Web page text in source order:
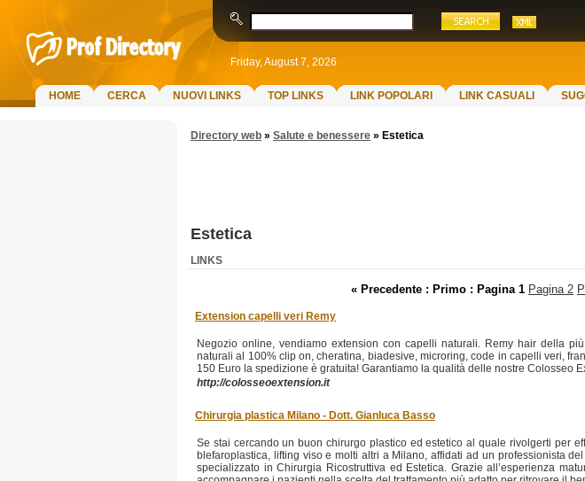
Friday, August 7, 2026
HOME CERCA NUOVI LINKS TOP LINKS LINK POPOLARI LINK CASUALI
Directory web » Salute e benessere » Estetica
Estetica
LINKS
« Precedente : Primo : Pagina 1 Pagina 2
Extension capelli veri Remy
Negozio online, vendiamo extension con capelli naturali. Remy hair della
naturali al 100% clip on, cheratina, biadesive, microring, code in capelli veri,
150 Euro la spedizione è gratuita! Garantiamo la qualità delle nostre Colosseo
http://colosseoextension.it
Chirurgia plastica Milano - Dott. Gianluca Basso
Se stai cercando un buon chirurgo plastico ed estetico al quale rivolgerti per
blefaroplastica, lifting viso e molti altri a Milano, affidati ad un professionista
specializzato in Chirurgia Ricostruttiva ed Estetica. Grazie all’esperienza